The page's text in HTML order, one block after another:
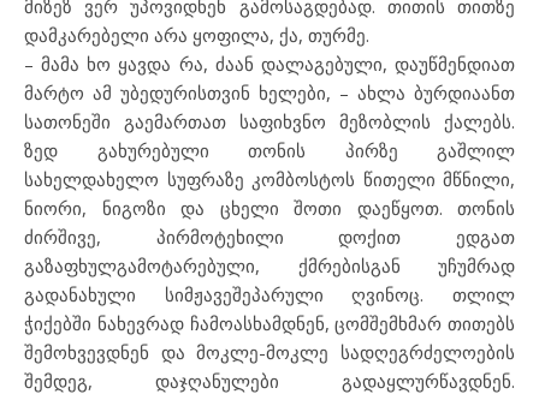
მიზეზ ვერ უპოვიდნენ გამოსაგდებად. თითის თითზე
დამკარებელი არა ყოფილა, ქა, თურმე.
– მამა ხო ყავდა რა, ძაან დალაგებული, დაუწმენდიათ
მარტო ამ უბედურისთვინ ხელები, – ახლა ბურდიაანთ
სათონეში გაემართათ საფიხვნო მეზობლის ქალებს.
ზედ გახურებული თონის პირზე გაშლილ
სახელდახელო სუფრაზე კომბოსტოს წითელი მწნილი,
ნიორი, ნიგოზი და ცხელი შოთი დაეწყოთ. თონის
ძირშივე, პირმოტეხილი დოქით ედგათ
გაზაფხულგამოტარებული, ქმრებისგან უჩუმრად
გადანახული სიმჟავეშეპარული ღვინოც. თლილ
ჭიქებში ნახევრად ჩამოასხამდნენ, ცომშემხმარ თითებს
შემოხვევდნენ და მოკლე-მოკლე სადღეგრძელოების
შემდეგ, დაჯღანულები გადაყლურწავდნენ.